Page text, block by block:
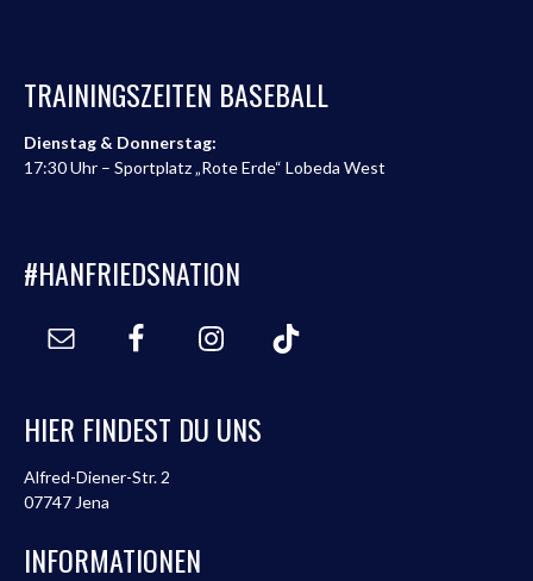
TRAININGSZEITEN BASEBALL
Dienstag & Donnerstag:
17:30 Uhr – Sportplatz „Rote Erde“ Lobeda West
#HANFRIEDSNATION
HIER FINDEST DU UNS
Alfred-Diener-Str. 2
07747 Jena
INFORMATIONEN